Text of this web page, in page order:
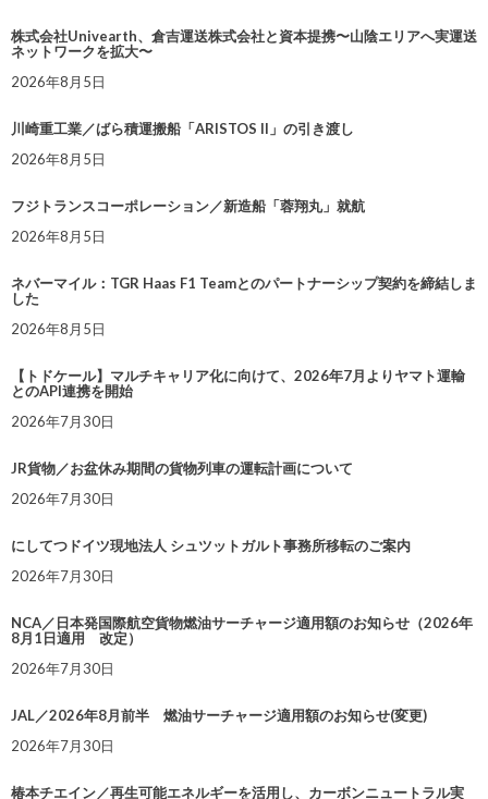
株式会社Univearth、倉吉運送株式会社と資本提携〜山陰エリアへ実運送
ネットワークを拡大〜
2026年8月5日
川崎重工業／ばら積運搬船「ARISTOS II」の引き渡し
2026年8月5日
フジトランスコーポレーション／新造船「蓉翔丸」就航
2026年8月5日
ネバーマイル：TGR Haas F1 Teamとのパートナーシップ契約を締結しま
した
2026年8月5日
【トドケール】マルチキャリア化に向けて、2026年7月よりヤマト運輸
とのAPI連携を開始
2026年7月30日
JR貨物／お盆休み期間の貨物列車の運転計画について
2026年7月30日
にしてつドイツ現地法人 シュツットガルト事務所移転のご案内
2026年7月30日
NCA／日本発国際航空貨物燃油サーチャージ適用額のお知らせ（2026年
8月1日適用 改定）
2026年7月30日
JAL／2026年8月前半 燃油サーチャージ適用額のお知らせ(変更)
2026年7月30日
椿本チエイン／再生可能エネルギーを活用し、カーボンニュートラル実